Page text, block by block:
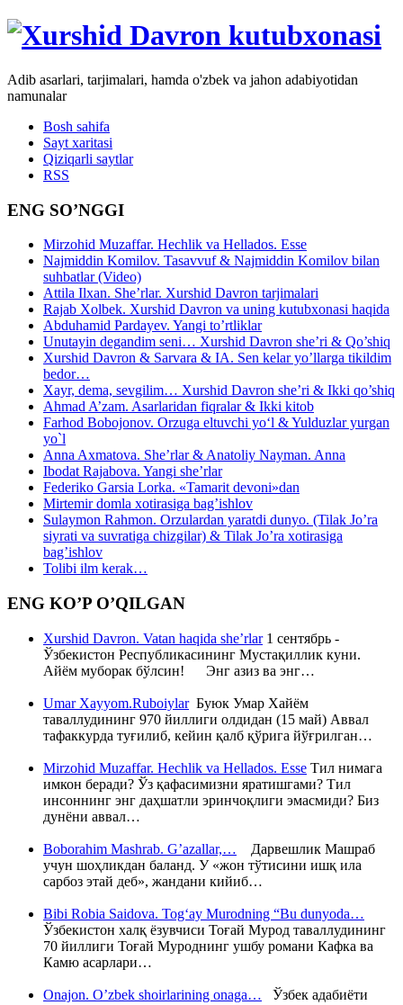
Adib asarlari, tarjimalari, hamda o'zbek va jahon adabiyotidan
namunalar
Bosh sahifa
Sayt xaritasi
Qiziqarli saytlar
RSS
ENG SO’NGGI
Mirzohid Muzaffar. Hechlik va Hellados. Esse
Najmiddin Komilov. Tasavvuf & Najmiddin Komilov bilan
suhbatlar (Video)
Attila Ilxan. She’rlar. Xurshid Davron tarjimalari
Rajab Xolbek. Xurshid Davron va uning kutubxonasi haqida
Abduhamid Pardayev. Yangi to’rtliklar
Unutayin degandim seni… Xurshid Davron she’ri & Qo’shiq
Xurshid Davron & Sarvara & IA. Sen kelar yo’llarga tikildim
bedor…
Xayr, dema, sevgilim… Xurshid Davron she’ri & Ikki qo’shiq
Ahmad A’zam. Asarlaridan fiqralar & Ikki kitob
Farhod Bobojonov. Orzuga eltuvchi yo‘l & Yulduzlar yurgan
yo`l
Anna Axmatova. She’rlar & Anatoliy Nayman. Anna
Ibodat Rajabova. Yangi she’rlar
Federiko Garsia Lorka. «Tamarit devoni»dan
Mirtemir domla xotirasiga bag’ishlov
Sulaymon Rahmon. Orzulardan yaratdi dunyo. (Tilak Jo’ra
siyrati va suvratiga chizgilar) & Tilak Jo’ra xotirasiga
bag’ishlov
Tolibi ilm kerak…
ENG KO’P O’QILGAN
Xurshid Davron. Vatan haqida she’rlar1 сентябрь -
Ўзбекистон Республикасининг Мустақиллик куни.
Айём муборак бўлсин! Энг азиз ва энг…
Umar Xayyom.RuboiylarБуюк Умар Хайём
таваллудининг 970 йиллиги олдидан (15 май) Аввал
тафаккурда туғилиб, кейин қалб қўрига йўғрилган…
Mirzohid Muzaffar. Hechlik va Hellados. Esse Тил нимага
имкон беради? Ўз қафасимизни яратишгами? Тил
инсоннинг энг даҳшатли эринчоқлиги эмасмиди? Биз
дунёни аввал…
Boborahim Mashrab. G’azallar,… Дарвешлик Машраб
учун шоҳликдан баланд. У «жон тўтисини ишқ ила
сарбоз этай деб», жандани кийиб…
Bibi Robia Saidova. Tog‘ay Murodning “Bu dunyoda…
Ўзбекистон халқ ёзувчиси Тоғай Мурод таваллудининг
70 йиллиги Тоғай Муроднинг ушбу романи Кафка ва
Камю асарлари…
Onajon. O’zbek shoirlarining onaga… Ўзбек адабиёти